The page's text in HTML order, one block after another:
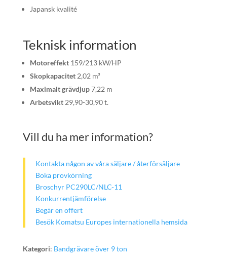
Japansk kvalité
Teknisk information
Motoreffekt159/213 kW/HP
Skopkapacitet2,02 m³
Maximalt grävdjup7,22 m
Arbetsvikt29,90-30,90 t.
Vill du ha mer information?
Kontakta någon av våra säljare / återförsäljare
Boka provkörning
Broschyr PC290LC/NLC-11
Konkurrentjämförelse
Begär en offert
Besök Komatsu Europes internationella hemsida
Kategori: Bandgrävare över 9 ton